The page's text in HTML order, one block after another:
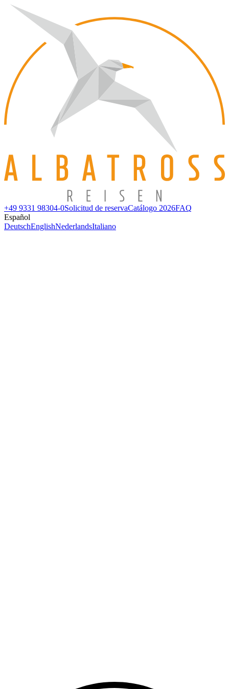
+49 9331 98304-0Solicitud de reservaCatálogo 2026FAQ
Español
DeutschEnglishNederlandsItaliano